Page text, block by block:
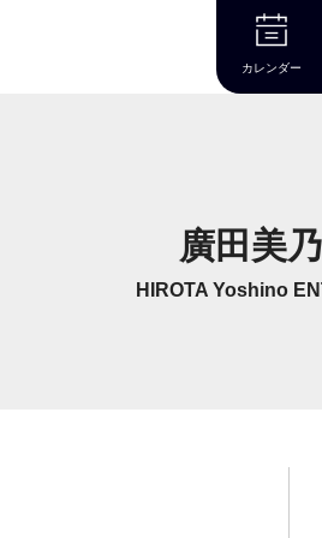
本文へ
カレンダー
廣田美
HIROTA Yoshino